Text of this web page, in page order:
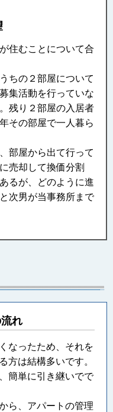
住むことについて合
ちの２部屋について
集活動を行っていな
残り２部屋の入居者
その部屋で一人暮ら
部屋から出て行って
売却して換価分割
るが、どのように進
次男が当事務所まで
れ
なったため、それを
方は結構多いです。
簡単に引き継いでで
ら、アパートの管理